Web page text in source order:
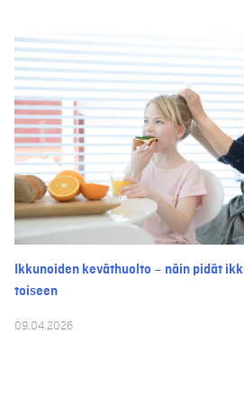
Ikkunoiden keväthuolto – näin pidät
toiseen
09.04.2026